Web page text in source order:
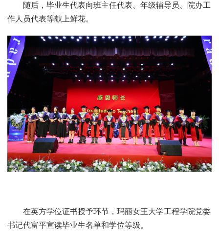
随后，毕业生代表向班主任代表、年级辅导员、院办工
作人员代表等献上鲜花。
在英方学位证书授予环节，玛丽女王大学工程学院党委
书记代富平宣读毕业生名单和学位等级。